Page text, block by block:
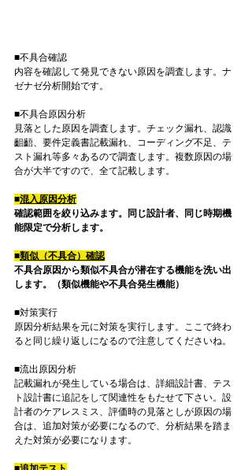
■不具合確認
内容を確認して発見できない原因を調査します。ナ
ゼナゼ分析開始です。
■不具合原因分析
見落とした原因を調査します。チェック漏れ、認識
齟齬、要件定義書記載漏れ、コーディング不足、テ
スト漏れ等多々あるので調査します。複数原因の場
合が大半ですので、全て記載します。
■混入原因分析
確認範囲を絞り込みます。同じ設計者、同じ時期機
能限定で分析します。
■類似（不具合）確認
不具合原因から類似不具合が潜在する機能を洗い出
します。（類似機能や不具合発生機能）
■対策実行
原因分析結果を元に対策を実行します。ここで終わ
ると同じ繰り返しになるので注意してくださいね。
■流出原因分析
記載漏れが発生している場合は、詳細設計書、テス
ト設計書に追記をして関連性をもたせて下さい。設
計者のケアレスミス、評価時の見落としが原因の場
合は、追加対策が必要になるので、分析結果を踏ま
えた対策が必要になります。